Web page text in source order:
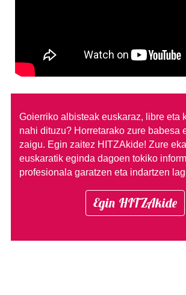
Goierriko albisteak euskaraz, libre eta
nahi dituzu? Horretarako zure babesa
zaigu. Egin zaitez HITZAkide! Zure
euskaratik eginda dagoen tokiko
profesionala garatzen eta indartzen
Egin HITZAkide